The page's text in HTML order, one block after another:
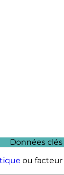
Données clés
ou